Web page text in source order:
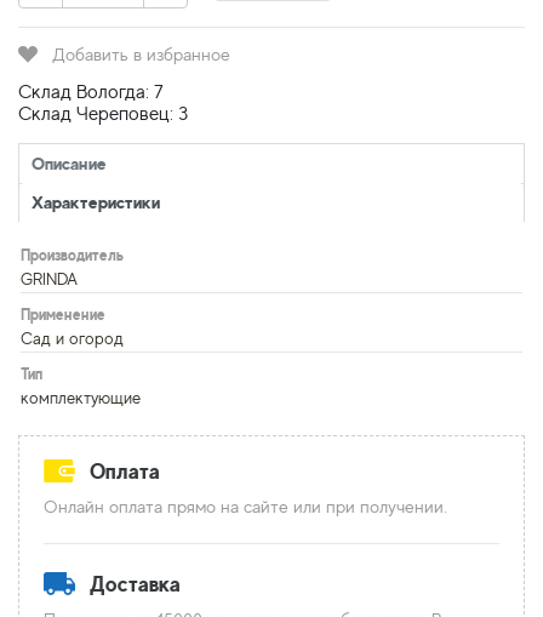
Добавить в избранное
Склад Вологда: 7
Склад Череповец: 3
Описание
Характеристики
Производитель
GRINDA
Применение
Сад и огород
Тип
комплектующие
Оплата
Онлайн оплата прямо на сайте или при получении.
Доставка